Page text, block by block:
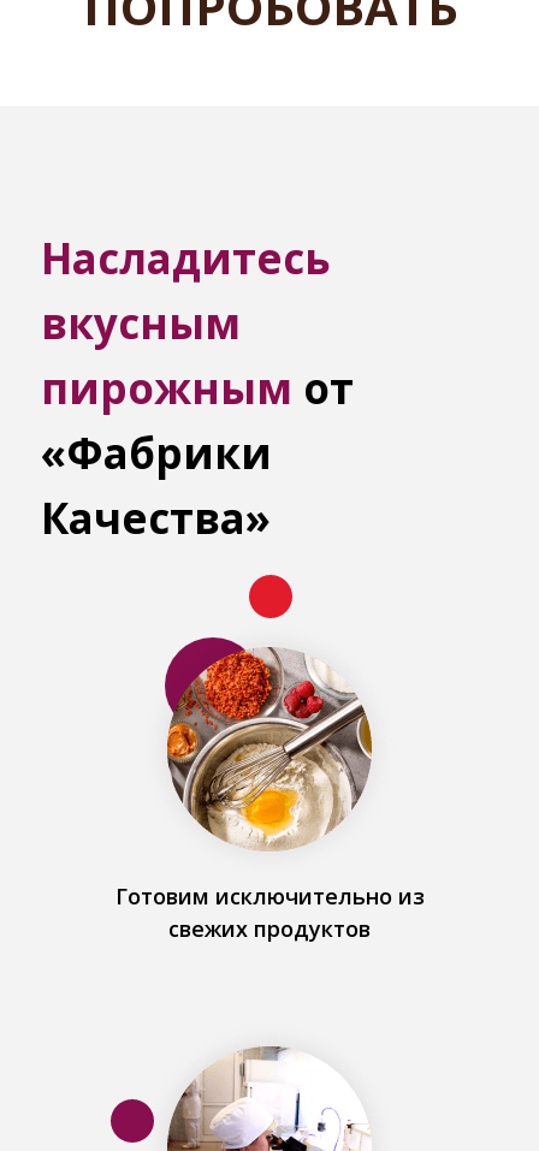
Насладитесь
вкусным
пирожным от
«Фабрики
Качества»
Готовим исключительно из
свежих продуктов